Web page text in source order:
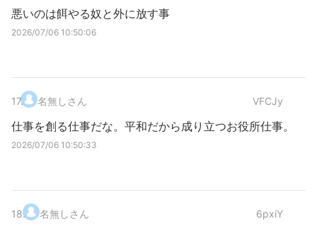
悪いのは餌やる奴と外に放す事
2026/07/06 10:50:06
17. 名無しさん VFCJy
仕事を創る仕事だな。平和だから成り立つお役所仕事。
2026/07/06 10:50:33
18. 名無しさん 6pxiY